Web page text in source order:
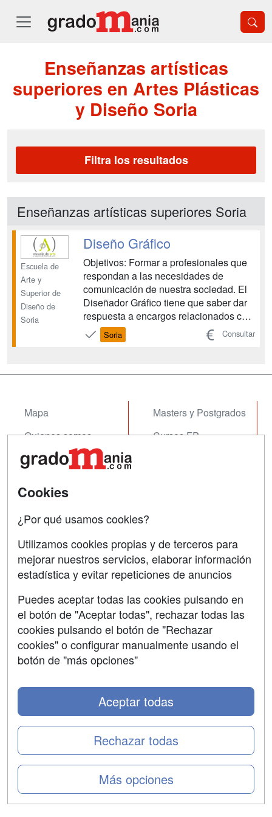
Enseñanzas artísticas
superiores en Artes Plásticas
y Diseño Soria
Filtra los resultados
Enseñanzas artísticas superiores Soria
Escuela de
Arte y
Superior de
Diseño de
Soria
Diseño Gráfico
Objetivos: Formar a profesionales que
respondan a las necesidades de
comunicación de nuestra sociedad. El
Diseñador Gráfico tiene que saber dar
respuesta a encargos relacionados con
la identidad corporativa, la señalética,
el embalaje, la comunicación
Soria Consultar
Mapa
Quienes somos
Tarifas publicidad
Masters y Postgrados
Cursos FP
Contactar
Confidencialidad
Copyleft
SÍGUENOS EN:
Cookies
¿Por qué usamos cookies?
Utilizamos cookies propias y de terceros para
mejorar nuestros servicios, elaborar información
estadística y evitar repeticiones de anuncios
Puedes aceptar todas las cookies pulsando en
el botón de "Aceptar todas", rechazar todas las
cookies pulsando el botón de "Rechazar
cookies" o configurar manualmente usando el
botón de "más opciones"
Más opciones
Rechazar todas
Aceptar todas